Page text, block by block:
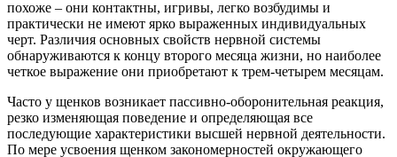
похоже – они контактны, игривы, легко возбудимы и
практически не имеют ярко выраженных индивидуальных
черт. Различия основных свойств нервной системы
обнаруживаются к концу второго месяца жизни, но наиболее
четкое выражение они приобретают к трем-четырем месяцам.
Часто у щенков возникает пассивно-оборонительная реакция,
резко изменяющая поведение и определяющая все
последующие характеристики высшей нервной деятельности.
По мере усвоения щенком закономерностей окружающего